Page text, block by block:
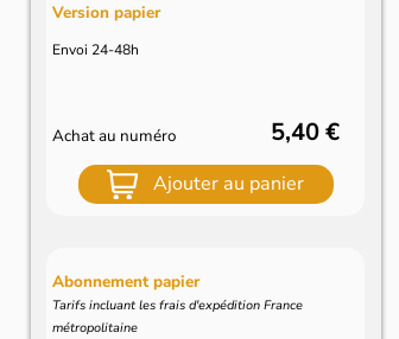
Version papier
Envoi 24-48h
Achat au numéro 5,40 €
Ajouter au panier
Abonnement papier
Tarifs incluant les frais d'expédition France
métropolitaine